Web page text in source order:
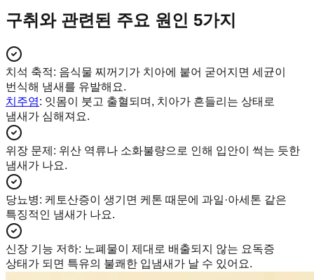
구취와 관련된 주요 원인 5가지
치석 축적: 음식물 찌꺼기가 치아에 붙어 굳어지면 세균이
번식해 냄새를 유발해요.
치주염: 잇몸이 붓고 출혈되며, 치아가 흔들리는 상태로
냄새가 심해져요.
위장 문제 : 위산 역류나 소화불량으로 인해 입안이 썩는 듯한
냄새가 나요.
당뇨병: 케토산증이 생기면 케톤 때문에 과일·아세톤 같은
특징적인 냄새가 나요.
신장 기능 저하: 노폐물이 제대로 배출되지 않는 요독증
상태가 되면 특유의 불쾌한 입냄새가 날 수 있어요.